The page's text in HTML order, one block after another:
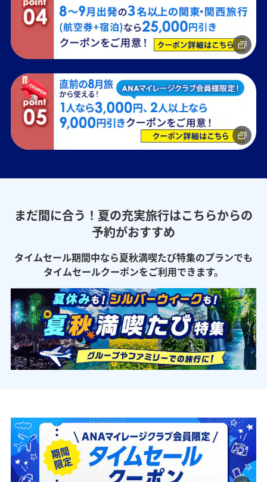
まだ間に合う！夏の充実旅行はこちらからの
予約がおすすめ
タイムセール期間中なら夏秋満喫たび特集のプランでも
タイムセールクーポンをご利用できます。